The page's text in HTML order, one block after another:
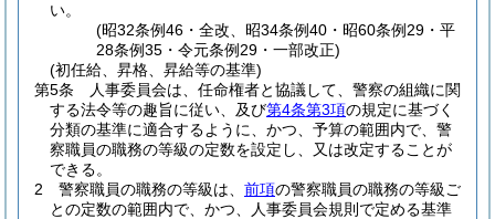
い。
(昭32条例46・全改、昭34条例40・昭60条例29・平
28条例35・令元条例29・一部改正)
(初任給、昇格、昇給等の基準)
第5条
人事委員会は、任命権者と協議して、警察の組織に関
する法令等の趣旨に従い、及び第4条第3項の規定に基づく
分類の基準に適合するように、かつ、予算の範囲内で、警
察職員の職務の等級の定数を設定し、又は改定することが
できる。
2
警察職員の職務の等級は、 前項の警察職員の職務の等級ご
との定数の範囲内で、かつ、人事委員会規則で定める基準